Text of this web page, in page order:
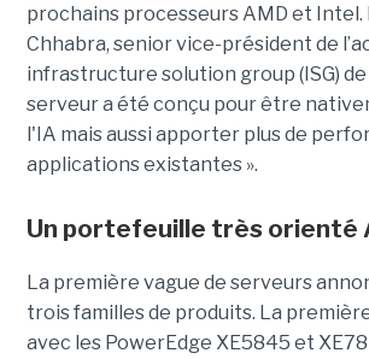
prochains processeurs AMD et Intel.
Chhabra, senior vice-président de
infrastructure solution group (ISG) de
serveur a été conçu pour être
l'IA mais aussi apporter plus de
applications existantes ».
Un portefeuille très orienté
La première vague de serveurs
trois familles de produits. La
avec les PowerEdge XE5845 et